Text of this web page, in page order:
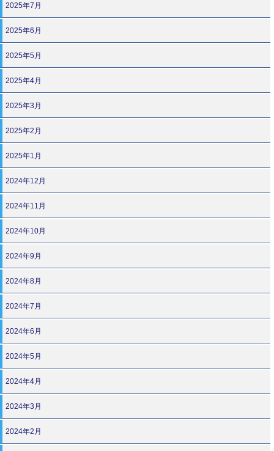
2025年7月
2025年6月
2025年5月
2025年4月
2025年3月
2025年2月
2025年1月
2024年12月
2024年11月
2024年10月
2024年9月
2024年8月
2024年7月
2024年6月
2024年5月
2024年4月
2024年3月
2024年2月